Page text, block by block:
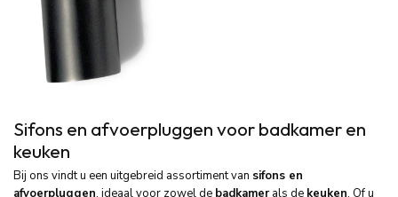
Sifons en afvoerpluggen voor badkamer en
keuken
Bij ons vindt u een uitgebreid assortiment van sifons en
afvoerpluggen, ideaal voor zowel de badkamerals de keuken. Of u